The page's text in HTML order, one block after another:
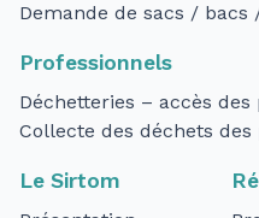
Demande de sacs /
Professionnels
Déchetteries – accès des
Collecte des déchets des
Le Sirtom